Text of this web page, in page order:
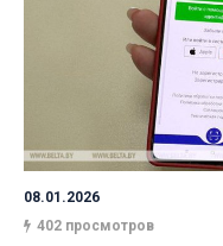
08.01.2026
402 просмотров